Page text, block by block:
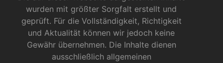
wurden mit größter Sorgfalt erstellt und
geprüft. Für die Vollständigkeit, Richtigkeit
und Aktualität können wir jedoch keine
Gewähr übernehmen. Die Inhalte dienen
ausschließlich allgemeinen